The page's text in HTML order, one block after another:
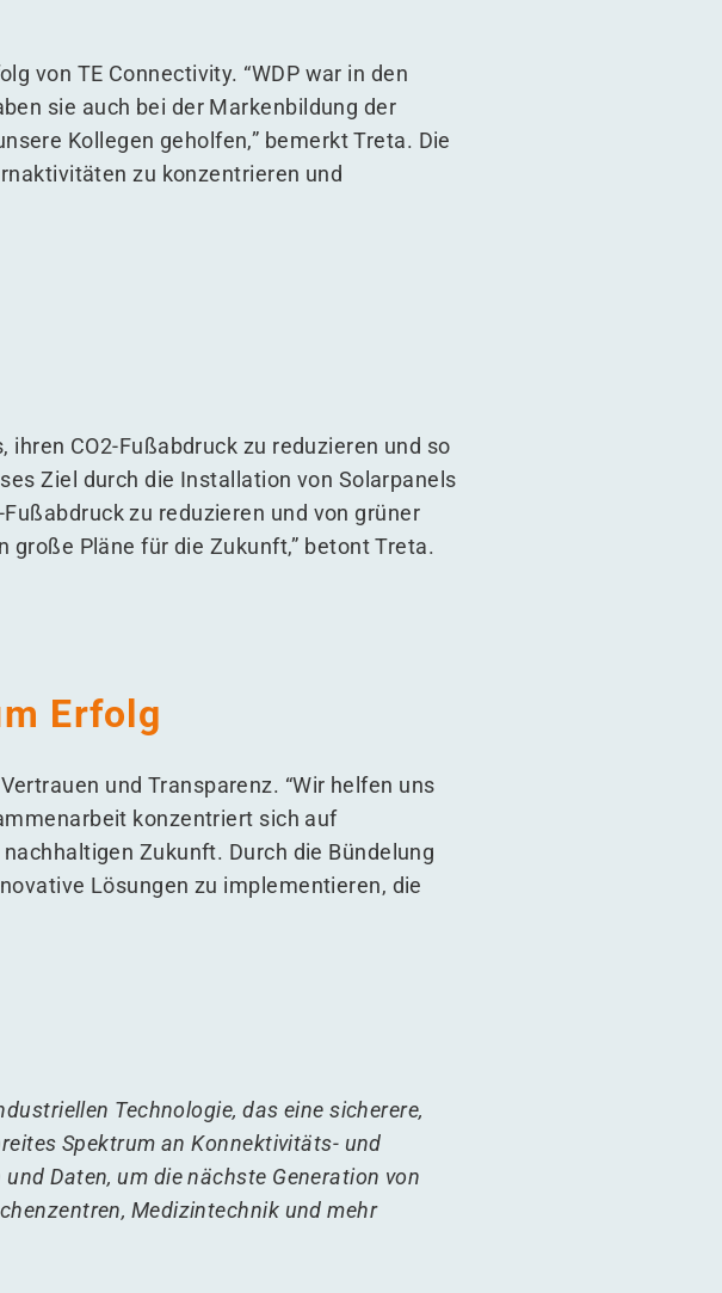
von TE Connectivity. “WDP war in den
sie auch bei der Markenbildung der
Kollegen geholfen,” bemerkt Treta. Die
zu konzentrieren und
CO2-Fußabdruck zu reduzieren und so
Ziel durch die Installation von Solarpanels
zu reduzieren und von grüner
große Pläne für die Zukunft,” betont Treta.
Erfolg
und Transparenz. “Wir helfen uns
konzentriert sich auf
Zukunft. Durch die Bündelung
Lösungen zu implementieren, die
Technologie, das eine sicherere,
Spektrum an Konnektivitäts- und
Daten, um die nächste Generation von
Medizintechnik und mehr